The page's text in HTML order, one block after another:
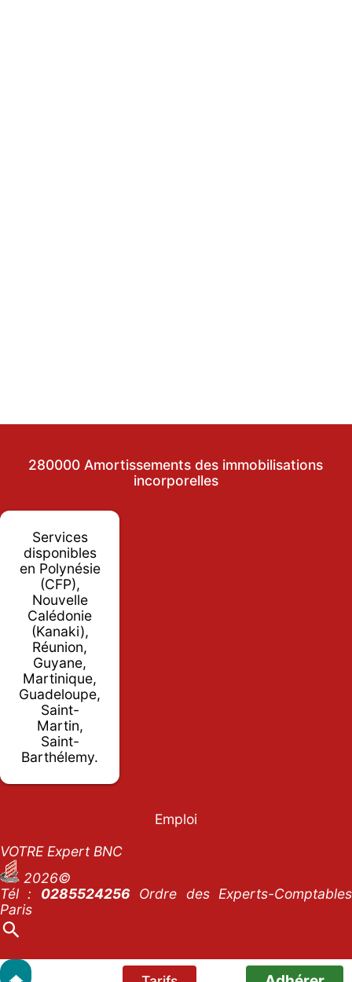
280000 Amortissements des immobilisations
incorporelles
Services
disponibles
en Polynésie
(CFP),
Nouvelle
Calédonie
(Kanaki),
Réunion,
Guyane,
Martinique,
Guadeloupe,
Saint-
Martin,
Saint-
Barthélemy.
Emploi
VOTRE Expert BNC
2026©
Tél : 0285524256Ordre des Experts-Comptables
Paris